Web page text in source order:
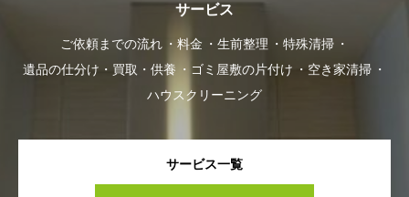
サービス
ご依頼までの流れ 料金 生前整理
特殊清掃
遺品の仕分け・買取・供養
ゴミ屋敷の片付け
空き家清掃
ハウスクリーニング
サービス一覧